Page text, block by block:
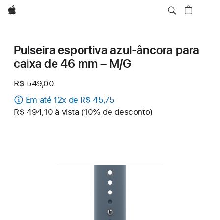
Apple
Pulseira esportiva azul-âncora para
caixa de 46 mm – M/G
R$ 549,00
Em até 12x de R$ 45,75
R$ 494,10 à vista (10% de desconto)